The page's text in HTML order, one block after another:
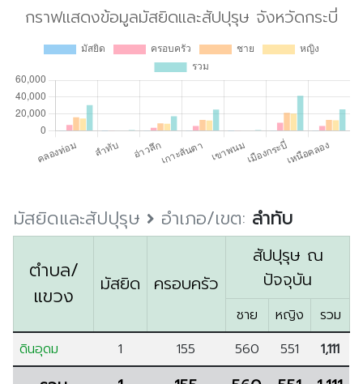
มัสยิดและสัปปุรุษ อำเภอ/เขต: ลำทับ
ตำบล/
แขวง
มัสยิด ครอบครัว
สัปปุรุษ ณ
ปัจจุบัน
ชาย หญิง
รวม
ดินอุดม
1 155 560 551 1,111